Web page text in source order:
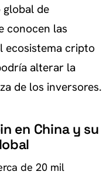
global de
conocen las
ecosistema cripto
alterar la
de los inversores.
en China y su
de 20 mil